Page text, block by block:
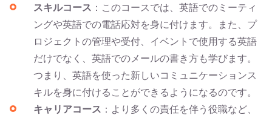
スキルコース ：このコースでは、英語でのミーティ
ングや英語での電話応対を身に付けます。また、プ
ロジェクトの管理や受付、イベントで使用する英語
だけでなく、英語でのメールの書き方も学びます。
つまり、英語を使った新しいコミュニケーションス
キルを身に付けることができるようになるのです。
キャリアコース ：より多くの責任を伴う役職など、